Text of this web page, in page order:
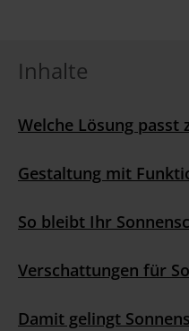
Inhalte
Welche Lösung passt
Gestaltung mit
So bleibt Ihr
Verschattungen für
Damit gelingt